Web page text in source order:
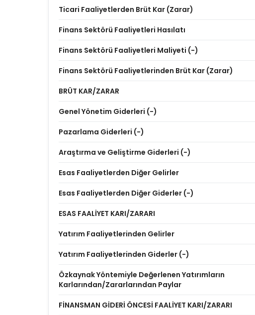
Ticari Faaliyetlerden Brüt Kar (Zarar)
Finans Sektörü Faaliyetleri Hasılatı
Finans Sektörü Faaliyetleri Maliyeti (-)
Finans Sektörü Faaliyetlerinden Brüt Kar (Zarar)
BRÜT KAR/ZARAR
Genel Yönetim Giderleri (-)
Pazarlama Giderleri (-)
Araştırma ve Geliştirme Giderleri (-)
Esas Faaliyetlerden Diğer Gelirler
Esas Faaliyetlerden Diğer Giderler (-)
ESAS FAALİYET KARI/ZARARI
Yatırım Faaliyetlerinden Gelirler
Yatırım Faaliyetlerinden Giderler (-)
Özkaynak Yöntemiyle Değerlenen Yatırımların
Karlarından/Zararlarından Paylar
FİNANSMAN GİDERİ ÖNCESİ FAALİYET KARI/ZARARI